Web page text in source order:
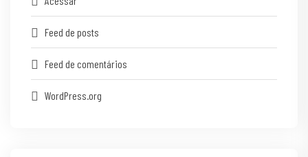
Feed de posts
Feed de comentários
WordPress.org